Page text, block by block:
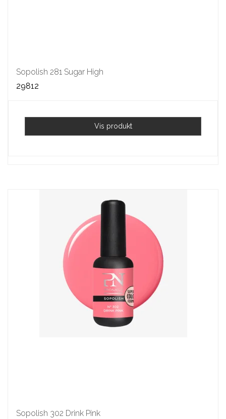
Sopolish 281 Sugar High
29812
Vis produkt
Sopolish 302 Drink Pink